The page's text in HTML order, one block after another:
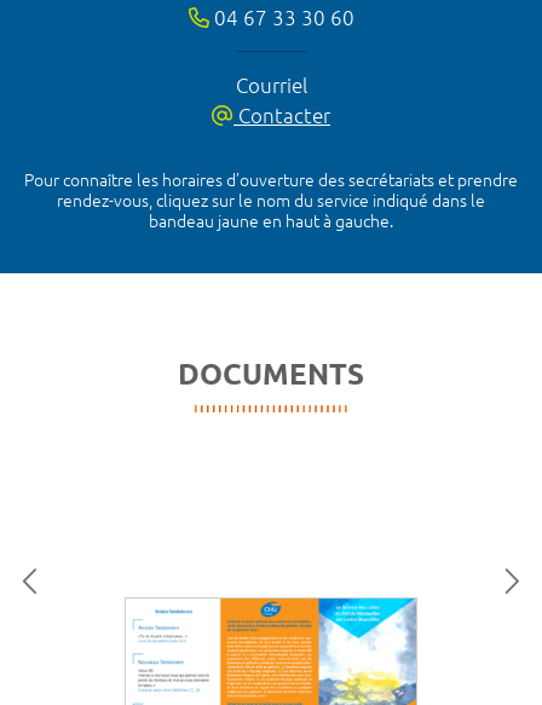
04 67 33 30 60
Courriel
Contacter
Pour connaître les horaires d’ouverture des secrétariats et prendre
rendez-vous, cliquez sur le nom du service indiqué dans le
bandeau jaune en haut à gauche.
DOCUMENTS